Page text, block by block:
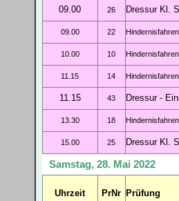
09.00 26 Dressur Kl.
09.00 22
10.00 10
11.15 14
11.15 43 Dressur -
13.30 18
15.00 25 Dressur Kl.
Samstag, 28. Mai 2022
Uhrzeit PrNr Prüfung